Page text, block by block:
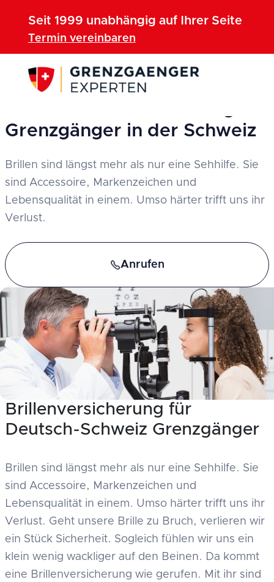
Seit 1999 unabhängig auf Ihrer Seite
Termin vereinbaren
Grenzgänger in der Schweiz
Brillen sind längst mehr als nur eine Sehhilfe. Sie
sind Accessoire, Markenzeichen und
Lebensqualität in einem. Umso härter trifft uns ihr
Verlust.
Anrufen
Brillenversicherung für
Deutsch-Schweiz Grenzgänger
Brillen sind längst mehr als nur eine Sehhilfe. Sie
sind Accessoire, Markenzeichen und
Lebensqualität in einem. Umso härter trifft uns ihr
Verlust. Geht unsere Brille zu Bruch, verlieren wir
ein Stück Sicherheit. Sogleich fühlen wir uns ein
klein wenig wackliger auf den Beinen. Da kommt
eine Brillenversicherung wie gerufen. Mit ihr sind